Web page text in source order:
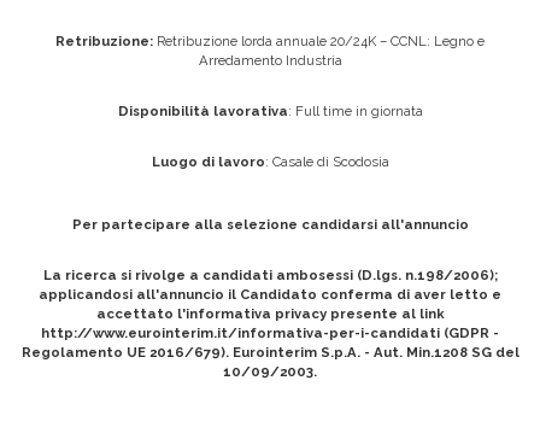
Retribuzione: Retribuzione lorda annuale 20/24K – CCNL: Legno e
Arredamento Industria
Disponibilità lavorativa: Full time in giornata
Luogo di lavoro: Casale di Scodosia
Per partecipare alla selezione candidarsi all'annuncio
La ricerca si rivolge a candidati ambosessi (D.lgs. n.198/2006);
applicandosi all'annuncio il Candidato conferma di aver letto e
accettato l'informativa privacy presente al link
http://www.eurointerim.it/informativa-per-i-candidati (GDPR -
Regolamento UE 2016/679). Eurointerim S.p.A. - Aut. Min.1208 SG del
10/09/2003.